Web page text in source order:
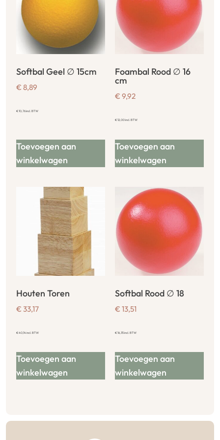
Softbal Geel ∅ 15cm
€ 8,89
€10,76incl. BTW
Toevoegen aan
winkelwagen
Foambal Rood ∅ 16
cm
€ 9,92
€12,00incl. BTW
Toevoegen aan
winkelwagen
Houten Toren
€ 33,17
€40,14incl. BTW
Toevoegen aan
winkelwagen
Softbal Rood ∅ 18
€ 13,51
€16,35incl. BTW
Toevoegen aan
winkelwagen